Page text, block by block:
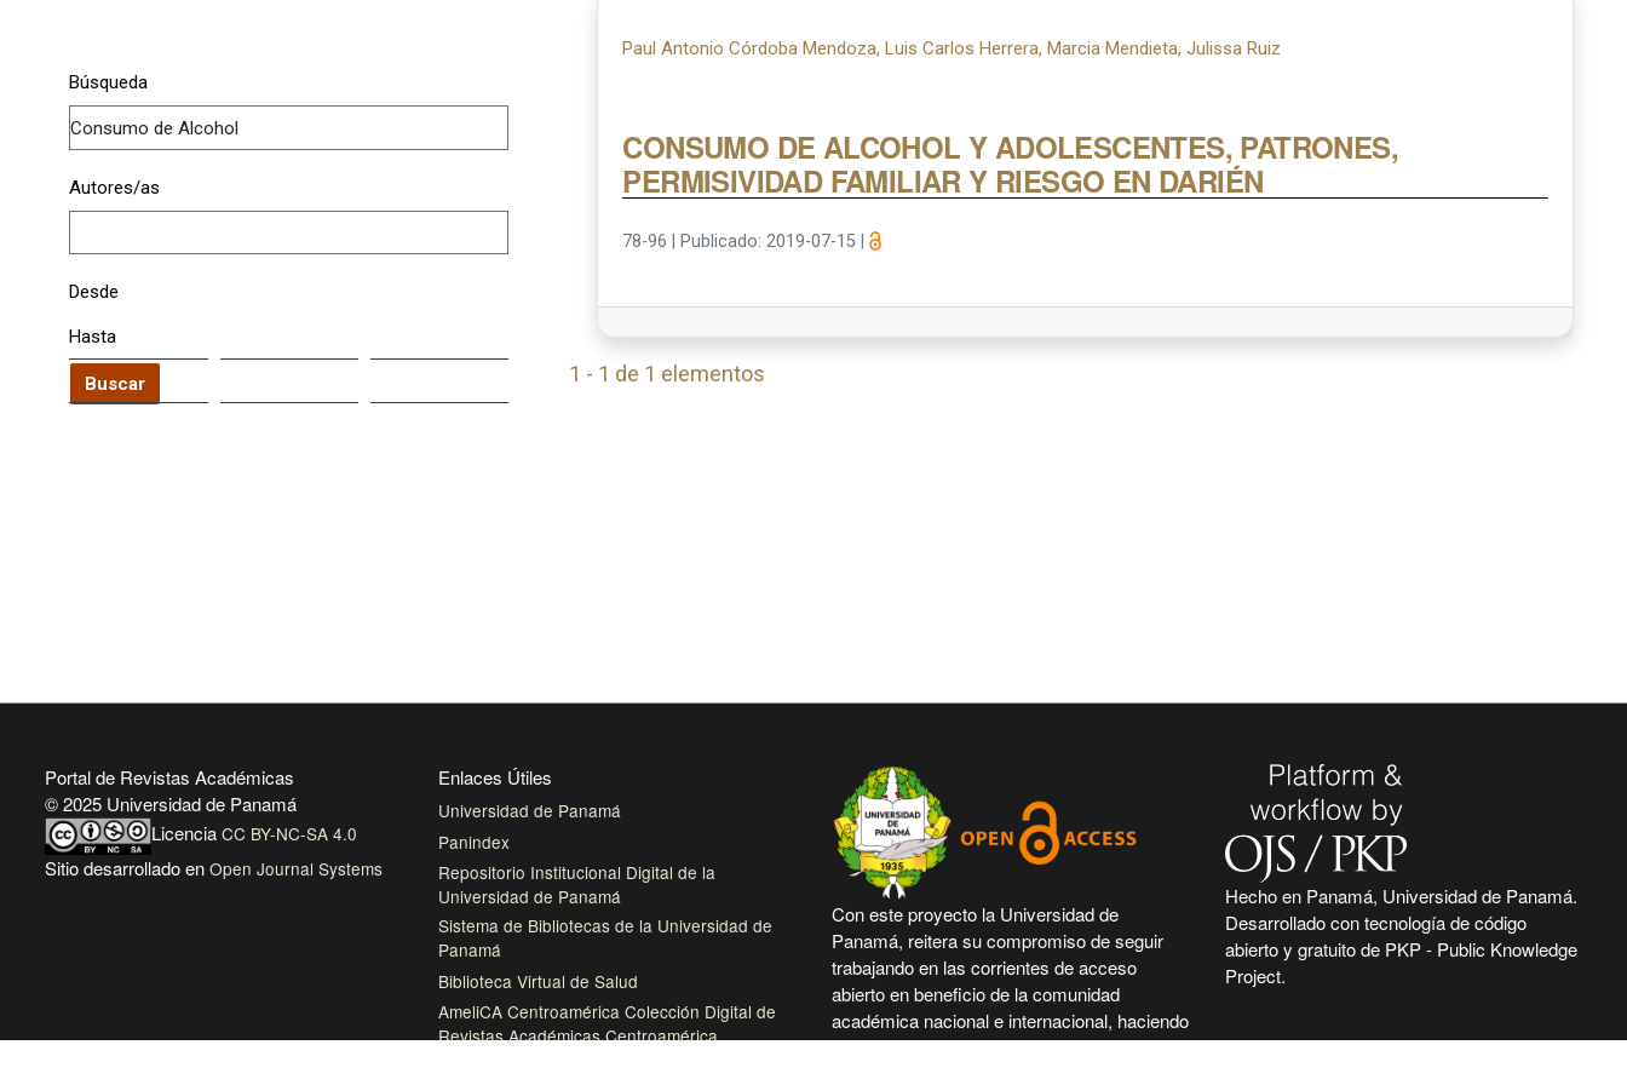
Búsqueda
Autores/as
Desde
Hasta
Buscar
Paul Antonio Córdoba Mendoza, Luis Carlos Herrera, Marcia Mendieta, Julissa Ruiz
CONSUMO DE ALCOHOL Y ADOLESCENTES, PATRONES,
PERMISIVIDAD FAMILIAR Y RIESGO EN DARIÉN
78-96 Publicado: 2019-07-15 |
1 - 1 de 1 elementos
Portal de Revistas Académicas
© 2025 Universidad de Panamá
Licencia CC BY-NC-SA 4.0
Sitio desarrollado en Open Journal Systems
Enlaces Útiles
Universidad de Panamá
Panindex
Repositorio Institucional Digital de la
Universidad de Panamá
Sistema de Bibliotecas de la Universidad de
Panamá
Biblioteca Virtual de Salud
AmeliCA Centroamérica Colección Digital de
Revistas Académicas Centroamérica
Con este proyecto la Universidad de
Panamá, reitera su compromiso de seguir
trabajando en las corrientes de acceso
abierto en beneficio de la comunidad
académica nacional e internacional, haciendo
más accesible su producción científica e
Hecho en Panamá, Universidad de Panamá.
Desarrollado con tecnología de código
abierto y gratuito de PKP - Public Knowledge
Project.